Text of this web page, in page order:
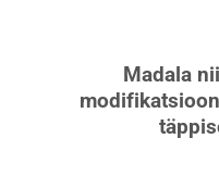
Madala